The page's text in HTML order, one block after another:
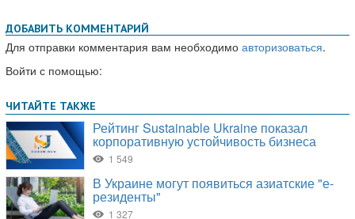
ДОБАВИТЬ КОММЕНТАРИЙ
Для отправки комментария вам необходимо авторизоваться.
Войти с помощью: